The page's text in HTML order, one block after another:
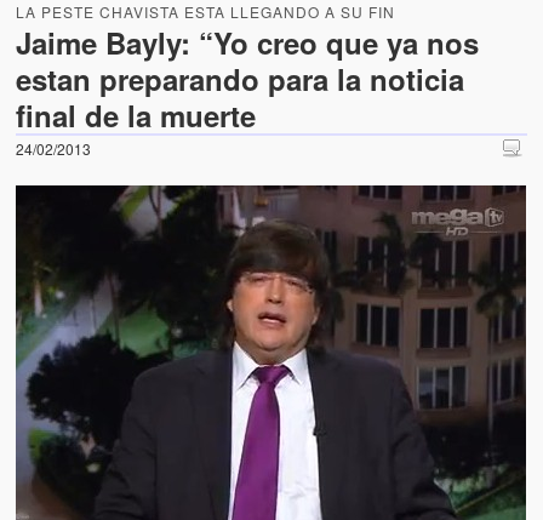
Home
¡Bienvenido!
Todos Unidos por Venezuela te da la bienvenida a éste nuestro
Blog. (Todos Unidos por Venezuela welcomes you to our Blog)
Acerca de este blog (About this Blog)
Artículos
El Tipo y los Rojos en Los Teques (The Jerk and the Reds in
Hablé con Chavistas (I spoke with chavistas)
La burla del Chavez “tan amante de los niños” (The mockery of
Chavez “such a children lover”)
LA PESTE CHAVISTA ESTA LLEGANDO A SU FIN
Jaime Bayly: “Yo creo que ya nos
estan preparando para la noticia
final de la muerte
24/02/2013